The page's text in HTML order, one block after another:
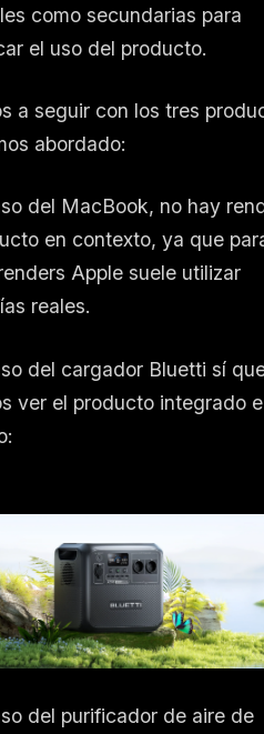
como secundarias para
el uso del producto.
a seguir con los tres
abordado:
del MacBook, no hay
en contexto, ya que
Apple suele utilizar
reales.
del cargador Bluetti sí
ver el producto integrado
del purificador de aire de